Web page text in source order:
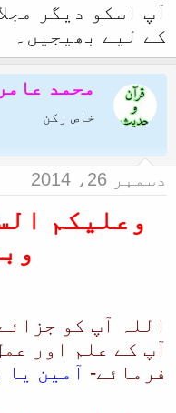
آپ اسکو دیگر
کے لیے بھیجیں۔
محمد
خاص رکن
دسمبر 26، 2014
وعلیکم
اللہ آپ کو
آپ کے علم اور
فرمائے- آمین یا